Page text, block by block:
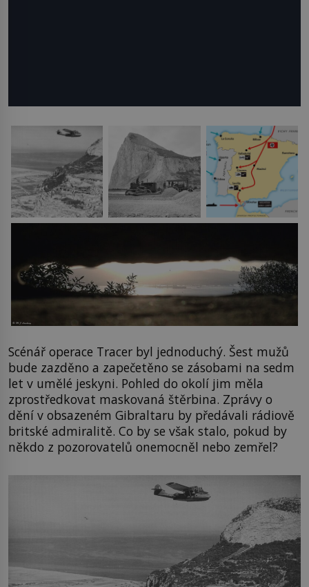
Scénář operace Tracer byl jednoduchý. Šest mužů
bude zazděno a zapečetěno se zásobami na sedm
let v umělé jeskyni. Pohled do okolí jim měla
zprostředkovat maskovaná štěrbina. Zprávy o
dění v obsazeném Gibraltaru by předávali rádiově
britské admiralitě. Co by se však stalo, pokud by
někdo z pozorovatelů onemocněl nebo zemřel?